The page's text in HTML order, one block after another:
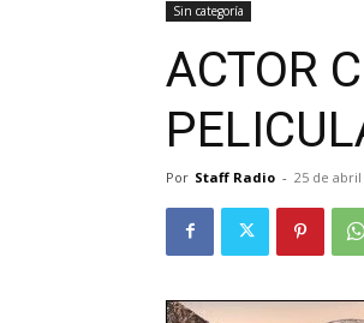
Sin categoría
ACTOR
Por Staff Radio - 25 de abril